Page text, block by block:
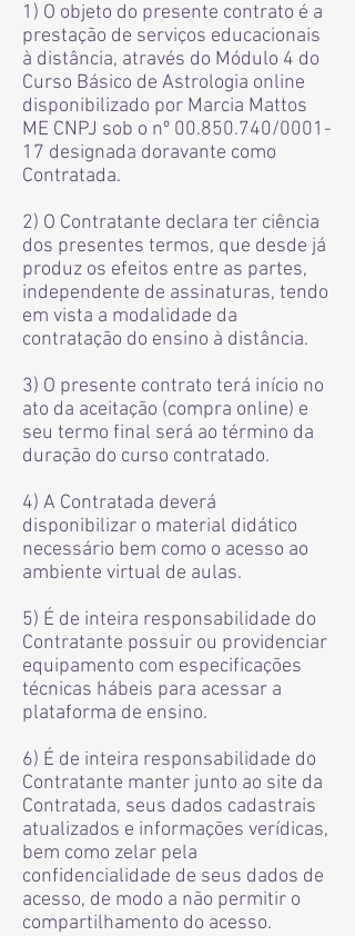
1) O objeto do presente contrato é a
prestação de serviços educacionais
à distância, através do Módulo 4 do
Curso Básico de Astrologia online
disponibilizado por Marcia Mattos
ME CNPJ sob o nº 00.850.740/0001-
17 designada doravante como
Contratada.
2) O Contratante declara ter ciência
dos presentes termos, que desde já
produz os efeitos entre as partes,
independente de assinaturas, tendo
em vista a modalidade da
contratação do ensino à distância.
3) O presente contrato terá início no
ato da aceitação (compra online) e
seu termo final será ao término da
duração do curso contratado.
4) A Contratada deverá
disponibilizar o material didático
necessário bem como o acesso ao
ambiente virtual de aulas.
5) É de inteira responsabilidade do
Contratante possuir ou providenciar
equipamento com especificações
técnicas hábeis para acessar a
plataforma de ensino.
6) É de inteira responsabilidade do
Contratante manter junto ao site da
Contratada, seus dados cadastrais
atualizados e informações verídicas,
bem como zelar pela
confidencialidade de seus dados de
acesso, de modo a não permitir o
compartilhamento do acesso.